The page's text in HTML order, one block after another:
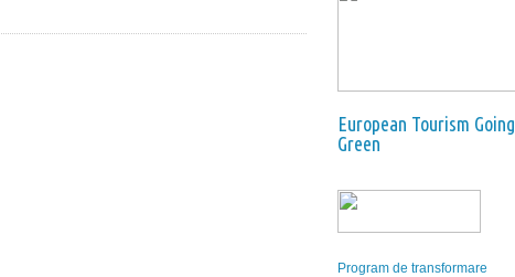
European Tourism Going
Green
Program de transformare